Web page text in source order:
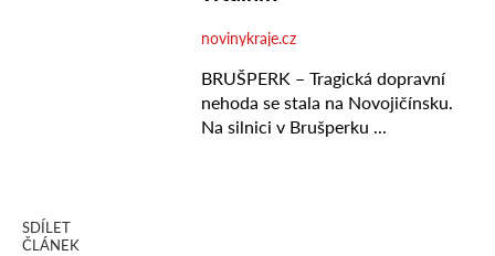
SDÍLET
ČLÁNEK